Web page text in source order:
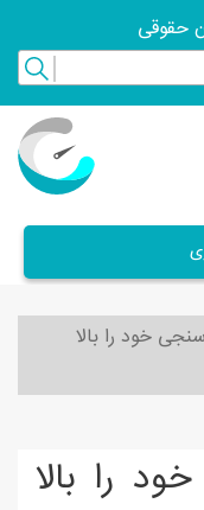
حقوقی
خود را بالا
را بالا